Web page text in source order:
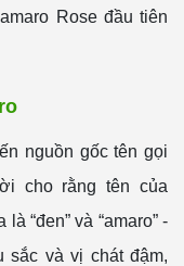
Rose đầu tiên
nguồn gốc tên gọi
cho rằng tên của
“đen” và “amaro” -
sắc và vị chát đậm,